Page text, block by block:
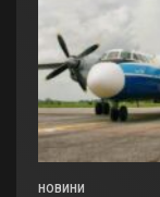
НОВИНИ